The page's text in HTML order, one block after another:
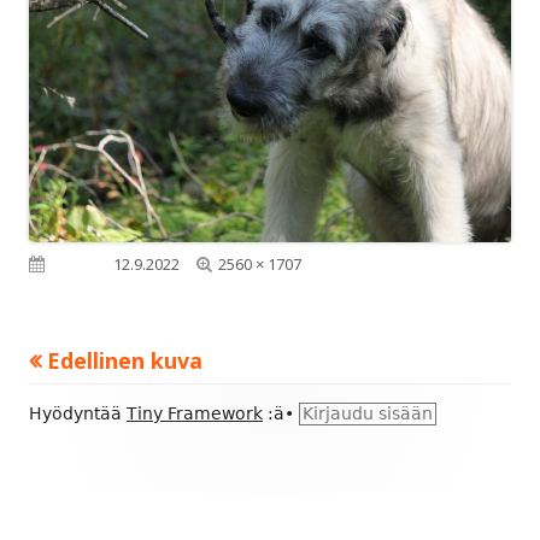
12.9.2022 Täysikokoinen
2560 × 1707
Edellinen kuva
Alapalkin
Hyödyntää Tiny Framework :ä• Kirjaudu sisään